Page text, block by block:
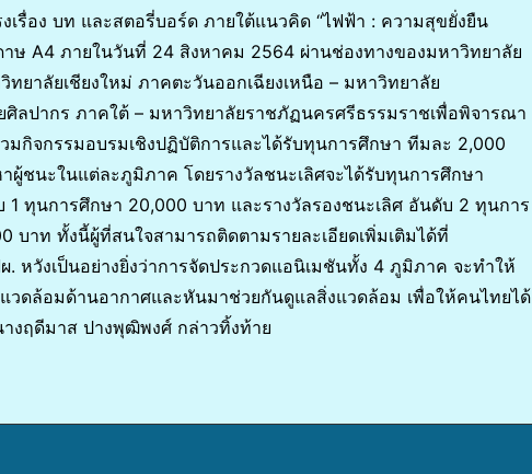
รื่อง บท และสตอรี่บอร์ด ภายใต้แนวคิด “ไฟฟ้า : ความสุขยั่งยืน
ษ A4 ภายในวันที่ 24 สิงหาคม 2564 ผ่านช่องทางของมหาวิทยาลัย
ยาลัยเชียงใหม่ ภาคตะวันออกเฉียงเหนือ – มหาวิทยาลัย
ลปากร ภาคใต้ – มหาวิทยาลัยราชภัฏนครศรีธรรมราชเพื่อพิจารณา
มกิจกรรมอบรมเชิงปฏิบัติการและได้รับทุนการศึกษา ทีมละ 2,000
ผู้ชนะในแต่ละภูมิภาค โดยรางวัลชนะเลิศจะได้รับทุนการศึกษา
1 ทุนการศึกษา 20,000 บาท และรางวัลรองชนะเลิศ อันดับ 2 ทุนการ
บาท ทั้งนี้ผู้ที่สนใจสามารถติดตามรายละเอียดเพิ่มเติมได้ที่
. หวังเป็นอย่างยิ่งว่าการจัดประกวดแอนิเมชันทั้ง 4 ภูมิภาค จะทำให้
วดล้อมด้านอากาศและหันมาช่วยกันดูแลสิ่งแวดล้อม เพื่อให้คนไทยได้
งฤดีมาส ปางพุฒิพงศ์ กล่าวทิ้งท้าย